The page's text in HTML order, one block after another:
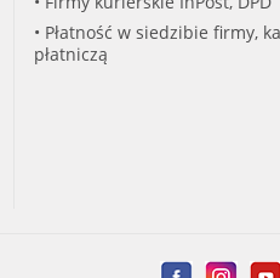
• Płatność w siedzibie firmy,
płatniczą